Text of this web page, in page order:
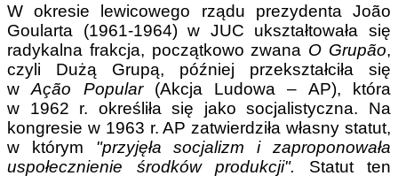
W okresie lewicowego rządu prezydenta João
Goularta (1961-1964) w JUC ukształtowała się
radykalna frakcja, początkowo zwana O Grupão,
czyli Dużą Grupą, później przekształciła się
wAção Popular (Akcja Ludowa – AP), która
w 1962 r. określiła się jako socjalistyczna. Na
kongresie w 1963 r. AP zatwierdziła własny statut,
w którym "przyjęła socjalizm i zaproponowała
uspołecznienie środków produkcji". Statut ten